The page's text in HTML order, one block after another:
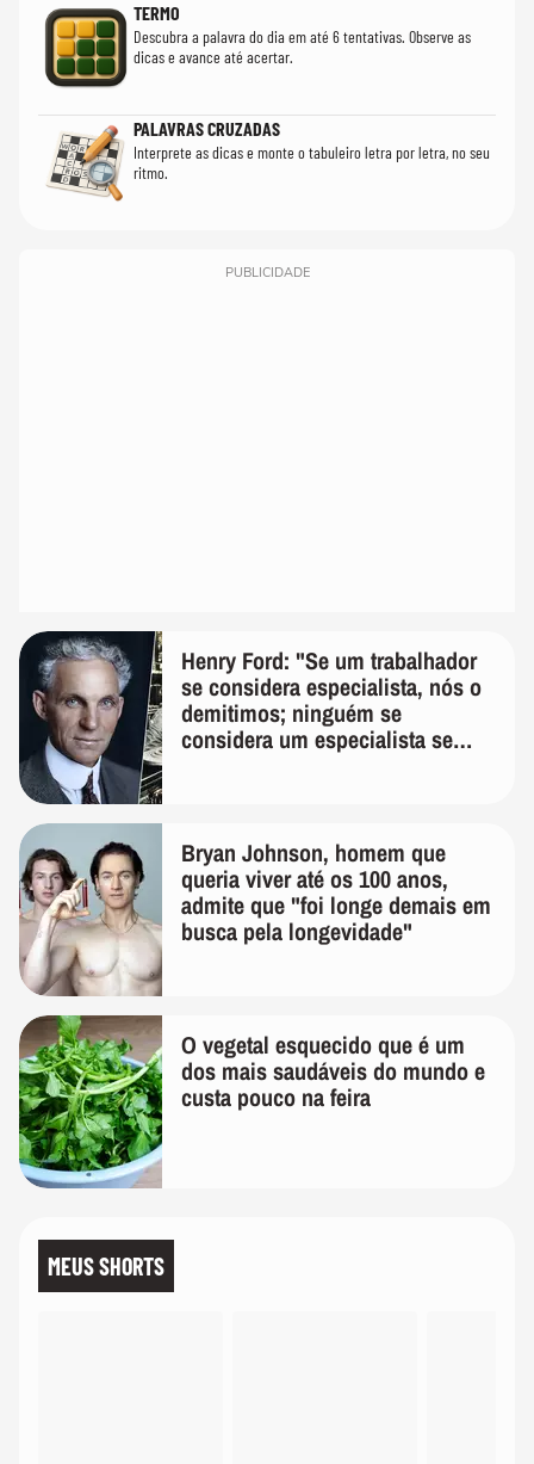
TERMO
Descubra a palavra do dia em até 6 tentativas. Observe as
dicas e avance até acertar.
PALAVRAS CRUZADAS
Interprete as dicas e monte o tabuleiro letra por letra, no seu
ritmo.
PUBLICIDADE
Henry Ford: "Se um trabalhador
se considera especialista, nós o
demitimos; ninguém se
considera um especialista se
Bryan Johnson, homem que
queria viver até os 100 anos,
admite que "foi longe demais em
busca pela longevidade"
O vegetal esquecido que é um
dos mais saudáveis do mundo e
custa pouco na feira
MEUS SHORTS